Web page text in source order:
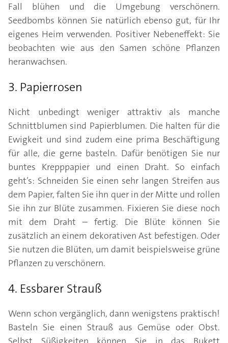
Fall blühen und die Umgebung verschönern.
Seedbombs können Sie natürlich ebenso gut, für Ihr
eigenes Heim verwenden. Positiver Nebeneffekt: Sie
beobachten wie aus den Samen schöne Pflanzen
heranwachsen.
3. Papierrosen
Nicht unbedingt weniger attraktiv als manche
Schnittblumen sind Papierblumen. Die halten für die
Ewigkeit und sind zudem eine prima Beschäftigung
für alle, die gerne basteln. Dafür benötigen Sie nur
buntes Krepppapier und einen Draht. So einfach
geht’s: Schneiden Sie einen sehr langen Streifen aus
dem Papier, falten Sie ihn quer in der Mitte und rollen
Sie ihn zur Blüte zusammen. Fixieren Sie diese noch
mit dem Draht – fertig. Die Blüte können Sie
zusätzlich an einem dekorativen Ast befestigen. Oder
Sie nutzen die Blüten, um damit beispielsweise grüne
Pflanzen zu verschönern.
4. Essbarer Strauß
Wenn schon vergänglich, dann wenigstens praktisch!
Basteln Sie einen Strauß aus Gemüse oder Obst.